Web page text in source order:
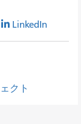
LinkedIn
クト